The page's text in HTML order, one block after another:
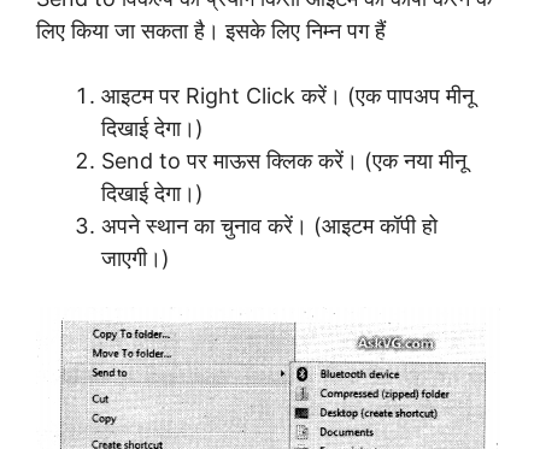
लिए किया जा सकता है। इसके लिए निम्न पग हैं
आइटम पर Right Click करें। (एक पापअप मीनू
दिखाई देगा।)
Send to पर माऊस क्लिक करें। (एक नया मीनू
दिखाई देगा।)
अपने स्थान का चुनाव करें। (आइटम कॉपी हो
जाएगी।)